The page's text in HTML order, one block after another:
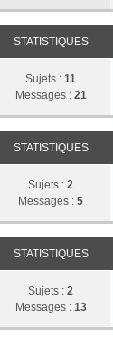
STATISTIQUES
Sujets : 11
Messages : 21
STATISTIQUES
Sujets : 2
Messages : 5
STATISTIQUES
Sujets : 2
Messages : 13